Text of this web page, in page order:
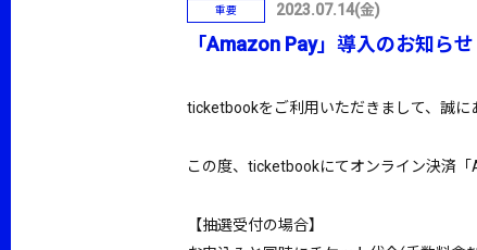
重要 2023.07.14(金)
「Amazon Pay」導入のお知らせ
ticketbookをご利用いただきまして、誠に
この度、ticketbookにてオンライン決済
【抽選受付の場合】